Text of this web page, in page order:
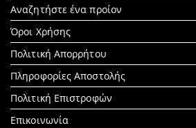
Αναζητήστε ένα προίον
Search
for:
Όροι Χρήσης
Πολιτική Απορρήτου
Πληροφορίες Αποστολής
Πολιτική Επιστροφών
Επικοινωνία